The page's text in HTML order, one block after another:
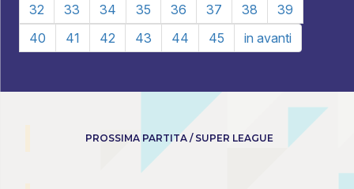
32
33 34 35 36 37 38
39
40
41 42 43 44 45 in avanti
PROSSIMA PARTITA / SUPER LEAGUE